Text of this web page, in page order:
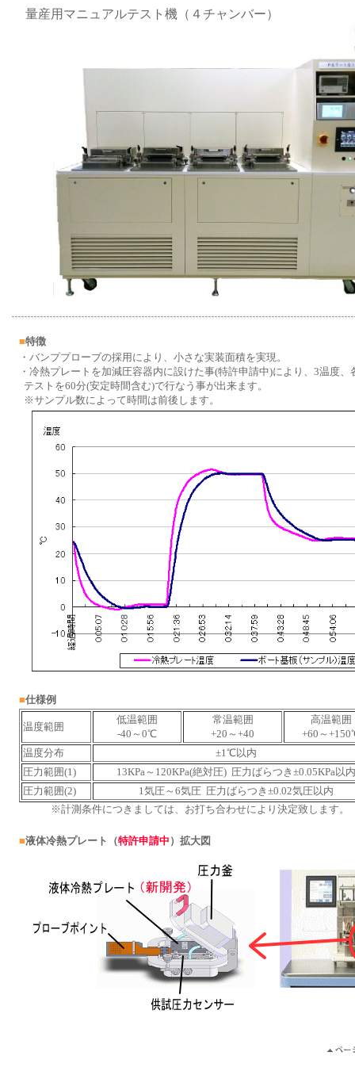
量産用マニュアルテスト機（４チャンバー）
■特徴
・バンププローブの採用により、小さな実装面積を実現。
・ 冷熱プレートを加減圧容器内に設けた事(特許申請中)により、3温度、
テストを60分(安定時間含む)で行なう事が出来ます。
※サンプル数によって時間は前後します。
■仕様例
※計測条件につきましては、お打ち合わせにより決定致します。
温度範囲
低温範囲
-40～0℃
常温範囲
+20～+40
高温範囲
+60～
温度分布
±1℃以内
圧力範囲(1)
13KPa～120KPa(絶対圧) 圧力ばらつき±0.05KPa以内
圧力範囲(2)
1気圧～6気圧 圧力ばらつき±0.02気圧以内
■液体冷熱プレート（特許申請中 ）拡大図